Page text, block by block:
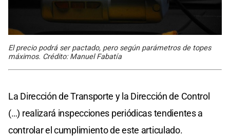
El precio podrá ser pactado, pero según parámetros de topes
máximos. Crédito: Manuel Fabatía
La Dirección de Transporte y la Dirección de Control
(…) realizará inspecciones periódicas tendientes a
controlar el cumplimiento de este articulado.